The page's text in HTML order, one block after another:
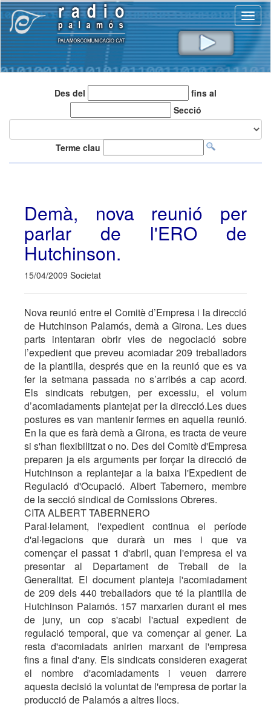
Des del
fins al
Secció
Terme clau
Demà, nova reunió per
parlar de l'ERO de
Hutchinson.
15/04/2009 Societat
Nova reunió entre el Comitè d’Empresa i la direcció
de Hutchinson Palamós, demà a Girona. Les dues
parts intentaran obrir vies de negociació sobre
l’expedient que preveu acomiadar 209 treballadors
de la plantilla, després que en la reunió que es va
fer la setmana passada no s’arribés a cap acord.
Els sindicats rebutgen, per excessiu, el volum
d’acomiadaments plantejat per la direcció.Les dues
postures es van mantenir fermes en aquella reunió.
En la que es farà demà a Girona, es tracta de veure
si s'han flexibilitzat o no. Des del Comitè d'Empresa
preparen ja els arguments per forçar la direcció de
Hutchinson a replantejar a la baixa l'Expedient de
Regulació d'Ocupació. Albert Tabernero, membre
de la secció sindical de Comissions Obreres.
CITA ALBERT TABERNERO
Paral·lelament, l'expedient continua el període
d'al·legacions que durarà un mes i que va
començar el passat 1 d'abril, quan l'empresa el va
presentar al Departament de Treball de la
Generalitat. El document planteja l'acomiadament
de 209 dels 440 treballadors que té la plantilla de
Hutchinson Palamós. 157 marxarien durant el mes
de juny, un cop s'acabi l'actual expedient de
regulació temporal, que va començar al gener. La
resta d'acomiadats anirien marxant de l'empresa
fins a final d'any. Els sindicats consideren exagerat
el nombre d'acomiadaments i veuen darrere
aquesta decisió la voluntat de l'empresa de portar la
producció de Palamós a altres llocs.